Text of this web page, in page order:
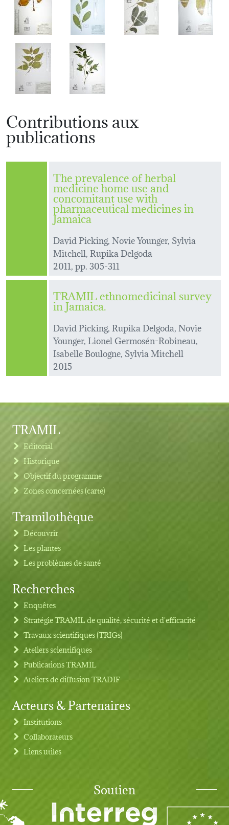
Contributions aux
publications
The prevalence of herbal
medicine home use and
concomitant use with
pharmaceutical medicines in
Jamaica
David Picking, Novie Younger, Sylvia
Mitchell, Rupika Delgoda
2011, pp. 305-311
TRAMIL ethnomedicinal survey
in Jamaica.
David Picking, Rupika Delgoda, Novie
Younger, Lionel Germosén-Robineau,
Isabelle Boulogne, Sylvia Mitchell
2015
Footer menu
TRAMIL
Editorial
Historique
Objectif du programme
Zones concernées (carte)
Tramilothèque
Découvrir
Les plantes
Les problèmes de santé
Recherches
Enquêtes
Stratégie TRAMIL de qualité, sécurité et d'efficacité
Travaux scientifiques (TRIGs)
Ateliers scientifiques
Publications TRAMIL
Ateliers de diffusion TRADIF
Acteurs & Partenaires
Institutions
Collaborateurs
Liens utiles
Soutien